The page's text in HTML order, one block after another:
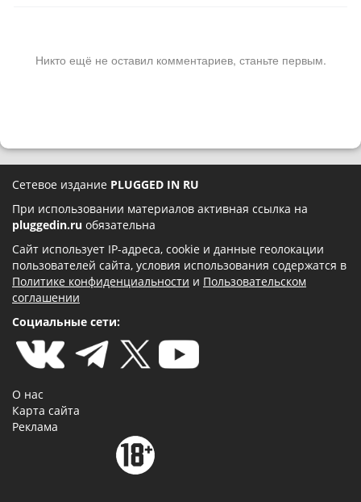
Никто ещё не оставил комментариев, станьте первым.
Сетевое издание PLUGGED IN RU
При использовании материалов активная ссылка на
pluggedin.ru обязательна
Сайт использует IP-адреса, cookie и данные геолокации
пользователей сайта, условия использования содержатся в
Политике конфиденциальности и Пользовательском
соглашении
Социальные сети:
О нас
Карта сайта
Реклама